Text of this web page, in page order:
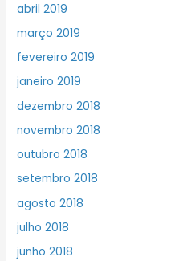
abril 2019
março 2019
fevereiro 2019
janeiro 2019
dezembro 2018
novembro 2018
outubro 2018
setembro 2018
agosto 2018
julho 2018
junho 2018